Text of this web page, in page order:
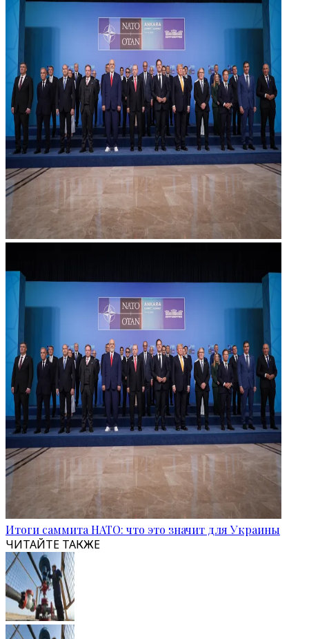
Итоги саммита НАТО: что это значит для Украины
ЧИТАЙТЕ ТАКЖЕ